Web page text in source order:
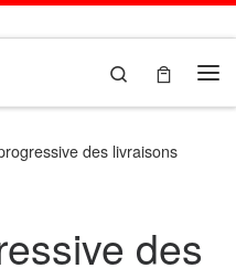
Search
des livraisons
des